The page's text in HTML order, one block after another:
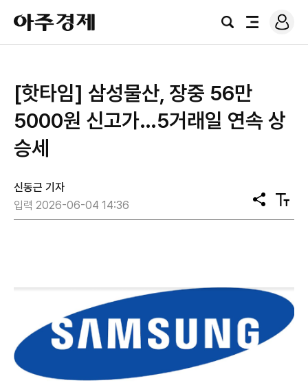
아
주
경
검
전
로
그
[핫타임] 삼성물산, 장중 56만
5000원 신고가…5거래일 연속 상
승세
신동근 기자
입력 2026-06-04 14:36
공
유
텍
스